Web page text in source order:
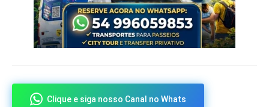
Clique e siga nosso Canal no Whats